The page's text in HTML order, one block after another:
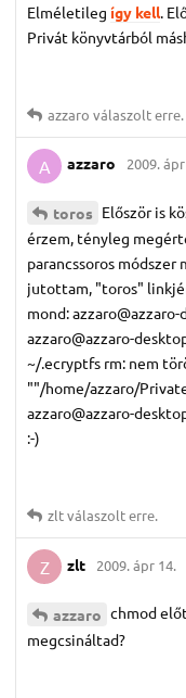
Elméletileg így kell .
Privát könyvtárból
azzaro válaszolt erre.
A azzaro 2009.
toros Először is
érzem, tényleg
parancssoros
jutottam, "toros"
mond:
azzaro@azzaro-
~/.ecryptfs rm: nem
""/home/azzaro/
azzaro@azzaro-
:-)
zltválaszolt erre.
Z zlt 2009. ápr 14.
azzaro chmod
megcsináltad?